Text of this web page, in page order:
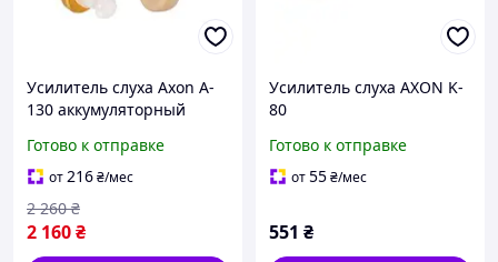
Усилитель слуха Axon A-
130 аккумуляторный
Готово к отправке
от216₴/мес
2 160₴
2 260 ₴
Усилитель слуха AXON K-
80
Готово к отправке
от55₴/мес
551 ₴